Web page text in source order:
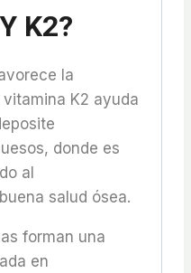
K2?
la
K2 ayuda
donde es
al
salud ósea.
forman una
en